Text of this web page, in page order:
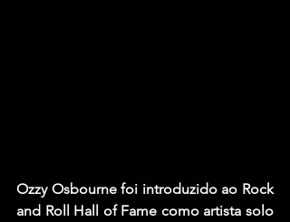
Ozzy Osbourne foi introduzido ao Rock
and Roll Hall of Fame como artista solo